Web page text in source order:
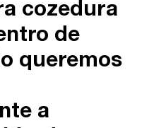
cozedura
de
queremos
a